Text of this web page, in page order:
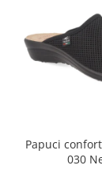
Papuci
030